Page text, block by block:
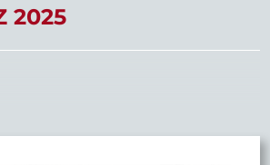
2025